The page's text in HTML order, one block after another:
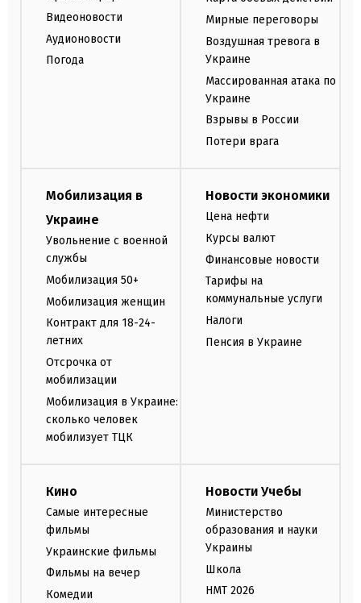
Видеоновости
Аудионовости
Погода
Мирные переговоры
Воздушная тревога в
Украине
Массированная атака по
Украине
Взрывы в России
Потери врага
Мобилизация в
Украине
Увольнение с военной
службы
Мобилизация 50+
Мобилизация женщин
Контракт для 18-24-
летних
Отсрочка от
мобилизации
Мобилизация в Украине:
сколько человек
мобилизует ТЦК
Новости экономики
Цена нефти
Курсы валют
Финансовые новости
Тарифы на
коммунальные услуги
Налоги
Пенсия в Украине
Кино
Самые интересные
фильмы
Украинские фильмы
Фильмы на вечер
Комедии
Новости Учебы
Министерство
образования и науки
Украины
Школа
НМТ 2026